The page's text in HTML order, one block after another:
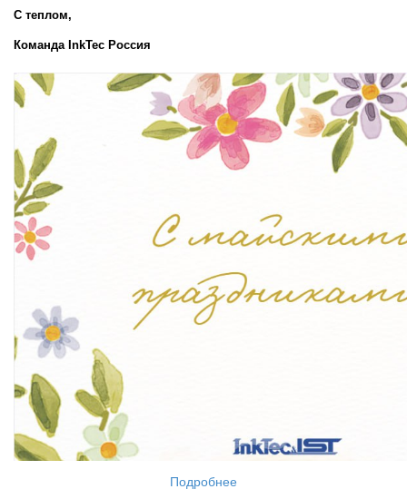
С теплом,
Команда InkTec Россия
Подробнее